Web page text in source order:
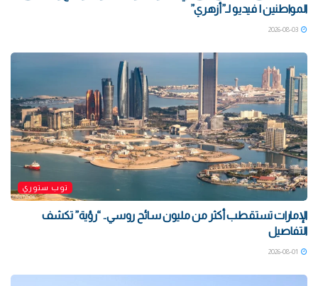
المواطنين | فيديو لـ”أزهري”
توب ستوري
الإمارات تستقطب أكثر من مليون سائح روسي.. “رؤية” تكشف
التفاصيل